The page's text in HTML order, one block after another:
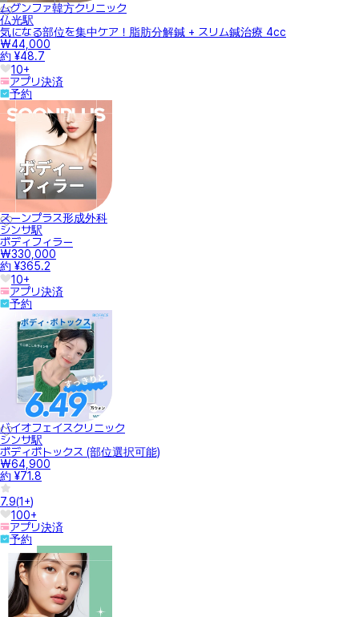
ムグンファ韓方クリニック
仏光駅
気になる部位を集中ケア！脂肪分解鍼 + スリム鍼治療 4cc
₩44,000
約 ¥48.7
10+
アプリ決済
予約
スーンプラス形成外科
シンサ駅
ボディフィラー
₩330,000
約 ¥365.2
10+
アプリ決済
予約
バイオフェイスクリニック
シンサ駅
ボディボトックス (部位選択可能)
₩64,900
約 ¥71.8
7.9(1+)
100+
アプリ決済
予約